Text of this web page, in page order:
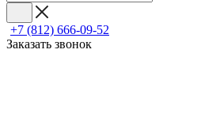
+7 (812) 666-09-52
Заказать звонок